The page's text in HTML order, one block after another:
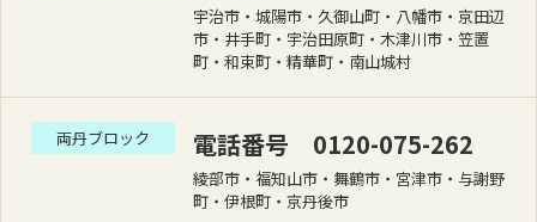
宇治市・城陽市・久御山町・八幡市・京田辺
市・井手町・宇治田原町・木津川市・笠置
町・和束町・精華町・南山城村
両丹ブロック 電話番号 0120-075-262
綾部市・福知山市・舞鶴市・宮津市・与謝野
町・伊根町・京丹後市